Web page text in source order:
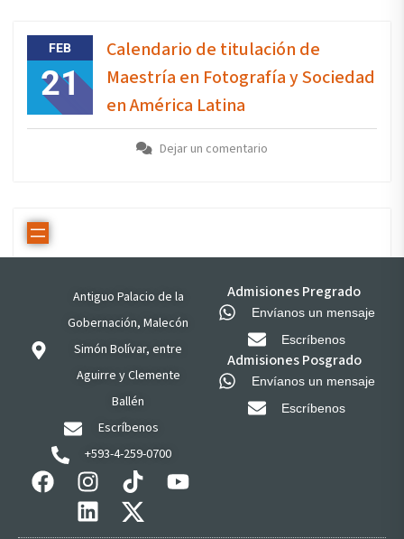
FEB
21
Calendario de titulación de
Maestría en Fotografía y Sociedad
en América Latina
Dejar un comentario
Antiguo Palacio de la
Gobernación, Malecón
Simón Bolívar, entre
Aguirre y Clemente
Ballén
Escríbenos
+593-4-259-0700
Admisiones Pregrado
Envíanos un mensaje
Escríbenos
Admisiones Posgrado
Envíanos un mensaje
Escríbenos